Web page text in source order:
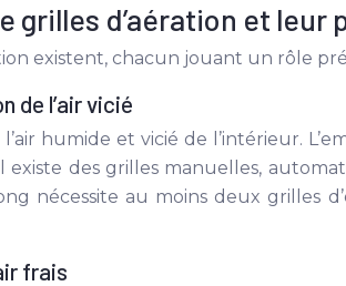
grilles d’aération et leur
existent, chacun jouant un rôle
de l’air vicié
humide et vicié de l’intérieur.
des grilles manuelles,
nécessite au moins deux grilles
frais